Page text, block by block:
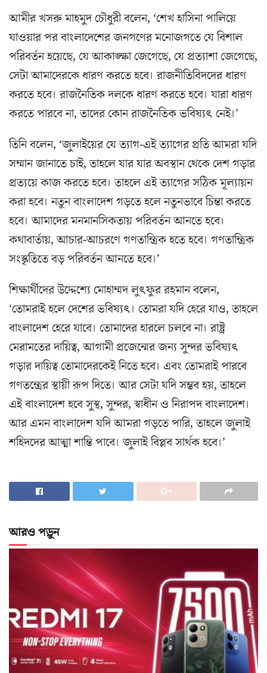
আমীর খসরু মাহমুদ চৌধুরী বলেন, ‘শেখ হাসিনা পালিয়ে
যাওয়ার পর বাংলাদেশের জনগণের মনোজগতে যে বিশাল
পরিবর্তন হয়েছে, যে আকাঙ্ক্ষা জেগেছে, যে প্রত্যাশা জেগেছে,
সেটা আমাদেরকে ধারণ করতে হবে। রাজনীতিবিদদের ধারণ
করতে হবে। রাজনৈতিক দলকে ধারণ করতে হবে। যারা ধারণ
করতে পারবে না, তাদের কোন রাজনৈতিক ভবিষ্যৎ নেই।’
তিনি বলেন, ‘জুলাইয়ের যে ত্যাগ-এই ত্যাগের প্রতি আমরা যদি
সম্মান জানাতে চাই, তাহলে যার যার অবস্থান থেকে দেশ গড়ার
প্রত্যয়ে কাজ করতে হবে। তাহলে এই ত্যাগের সঠিক মূল্যায়ন
করা হবে। নতুন বাংলাদেশ গড়তে হলে নতুনভাবে চিন্তা করতে
হবে। আমাদের মনমানসিকতায় পরিবর্তন আনতে হবে।
কথাবার্তায়, আচার-আচরণে গণতান্ত্রিক হতে হবে। গণতান্ত্রিক
সংস্কৃতিতে বড় পরিবর্তন আনতে হবে।’
শিক্ষার্থীদের উদ্দেশ্যে মোহাম্মদ লুৎফুর রহমান বলেন,
‘তোমরাই হলে দেশের ভবিষ্যৎ। তোমরা যদি হেরে যাও, তাহলে
বাংলাদেশ হেরে যাবে। তোমাদের হারলে চলবে না। রাষ্ট্র
মেরামতের দায়িত্ব, আগামী প্রজেন্মের জন্য সুন্দর ভবিষ্যৎ
গড়ার দায়িত্ব তোমাদেরকেই নিতে হবে। এবং তোমরাই পারবে
গণতন্ত্রের স্থায়ী রূপ দিতে। আর সেটা যদি সম্ভব হয়, তাহলে
এই বাংলাদেশ হবে সুস্থ, সুন্দর, স্বাধীন ও নিরাপদ বাংলাদেশ।
আর এমন বাংলাদেশ যদি আমরা গড়তে পারি, তাহলে জুলাই
শহিদদের আত্মা শান্তি পাবে। জুলাই বিপ্লব সার্থক হবে।’
আরও পড়ুন